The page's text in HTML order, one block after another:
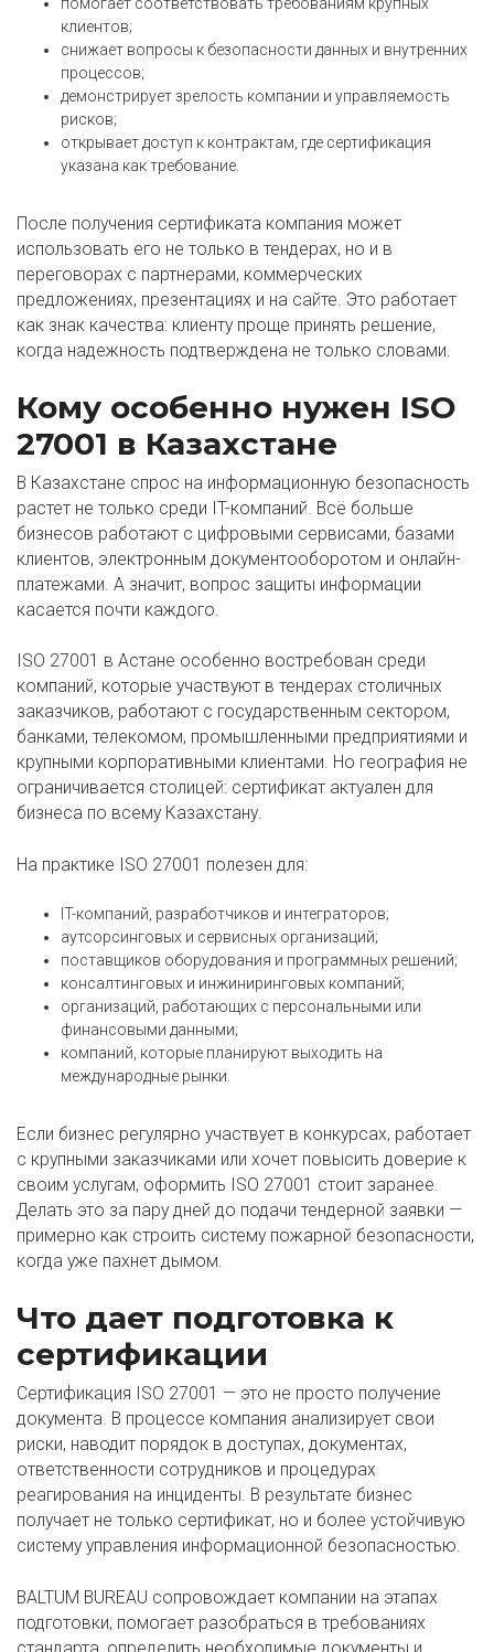
клиентов;
снижает вопросы к безопасности данных и внутренних
процессов;
демонстрирует зрелость компании и управляемость
рисков;
открывает доступ к контрактам, где сертификация
указана как требование.
После получения сертификата компания может
использовать его не только в тендерах, но и в
переговорах с партнерами, коммерческих
предложениях, презентациях и на сайте. Это работает
как знак качества: клиенту проще принять решение,
когда надежность подтверждена не только словами.
Кому особенно нужен ISO
27001 в Казахстане
В Казахстане спрос на информационную безопасность
растет не только среди IT-компаний. Всё больше
бизнесов работают с цифровыми сервисами, базами
клиентов, электронным документооборотом и онлайн-
платежами. А значит, вопрос защиты информации
касается почти каждого.
ISO 27001 в Астане особенно востребован среди
компаний, которые участвуют в тендерах столичных
заказчиков, работают с государственным сектором,
банками, телекомом, промышленными предприятиями и
крупными корпоративными клиентами. Но география не
ограничивается столицей: сертификат актуален для
бизнеса по всему Казахстану.
На практике ISO 27001 полезен для:
IT-компаний, разработчиков и интеграторов;
аутсорсинговых и сервисных организаций;
поставщиков оборудования и программных решений;
консалтинговых и инжиниринговых компаний;
организаций, работающих с персональными или
финансовыми данными;
компаний, которые планируют выходить на
международные рынки.
Если бизнес регулярно участвует в конкурсах, работает
с крупными заказчиками или хочет повысить доверие к
своим услугам, оформить ISO 27001 стоит заранее.
Делать это за пару дней до подачи тендерной заявки —
примерно как строить систему пожарной безопасности,
когда уже пахнет дымом.
Что дает подготовка к
сертификации
Сертификация ISO 27001 — это не просто получение
документа. В процессе компания анализирует свои
риски, наводит порядок в доступах, документах,
ответственности сотрудников и процедурах
реагирования на инциденты. В результате бизнес
получает не только сертификат, но и более устойчивую
систему управления информационной безопасностью.
BALTUM BUREAU сопровождает компании на этапах
подготовки, помогает разобраться в требованиях
стандарта, определить необходимые документы и